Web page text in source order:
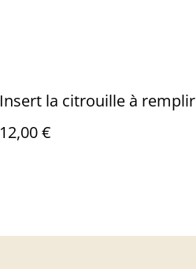
Insert la citrouille à remplir
12,00 €